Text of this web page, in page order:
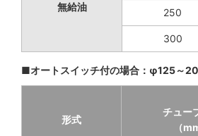
無給油
250
300
■オートスイッチ付の場合：φ125～
形式
チュー
（